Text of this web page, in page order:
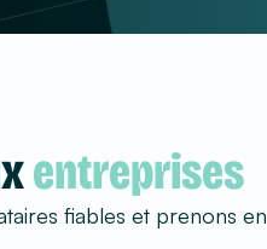
entreprises
fiables et prenons en